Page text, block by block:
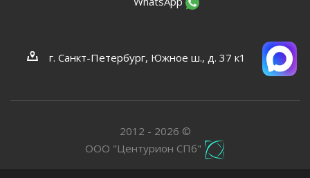
г. Санкт-Петербург, Южное ш., д. 37 к1
2012 - 2026 ©
ООО "Центурион СПб"